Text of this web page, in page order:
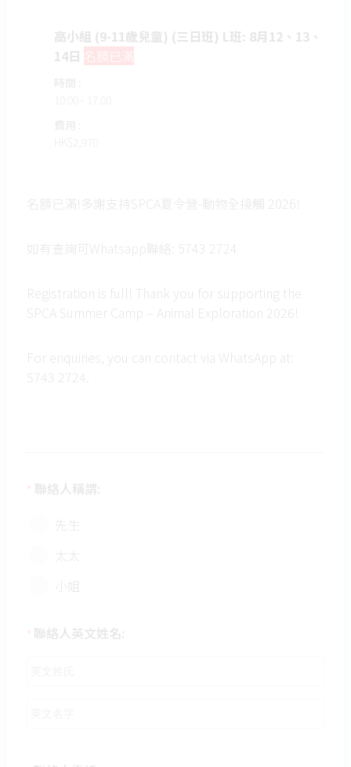
高小組 (9-11歲兒童) (三日班) L班: 8月12、13、
14日 名額已滿
名額已滿!多謝支持SPCA夏令營-動物全接觸 2026!
如有查詢可Whatsapp聯絡: 5743 2724
Registration is full! Thank you for supporting the
SPCA Summer Camp – Animal Exploration 2026!
For enquiries, you can contact via WhatsApp at:
5743 2724.
* 聯絡人稱謂:
先生
太太
小姐
* 聯絡人英文姓名: